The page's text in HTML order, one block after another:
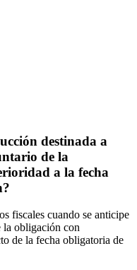
destinada a
de la
a la fecha
fiscales cuando se anticipe
obligación con
de la fecha obligatoria de